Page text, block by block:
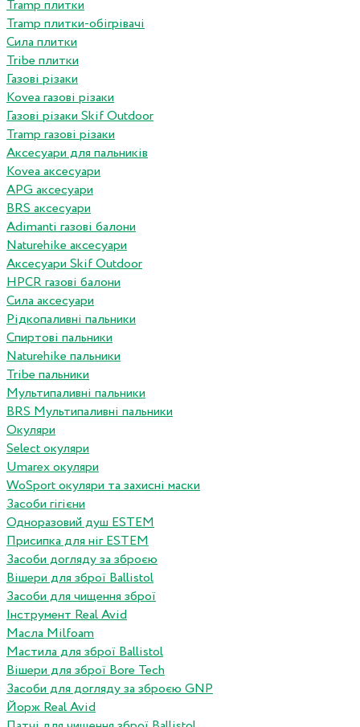
Tramp плитки
Tramp плитки-обігрівачі
Сила плитки
Tribe плитки
Газові різаки
Kovea газові різаки
Газові різаки Skif Outdoor
Tramp газові різаки
Аксесуари для пальників
Kovea аксесуари
APG аксесуари
BRS аксесуари
Adimanti газові балони
Naturehike аксесуари
Аксесуари Skif Outdoor
HPCR газові балони
Сила аксесуари
Рідкопаливні пальники
Спиртові пальники
Naturehike пальники
Tribe пальники
Мультипаливні пальники
BRS Мультипаливні пальники
Окуляри
Select окуляри
Umarex окуляри
WoSport окуляри та захисні маски
Засоби гігієни
Одноразовий душ ESTEM
Присипка для ніг ESTEM
Засоби догляду за зброєю
Вішери для зброї Ballistol
Засоби для чищення зброї
Інструмент Real Avid
Масла Milfoam
Мастила для зброї Ballistol
Вішери для зброї Bore Tech
Засоби для догляду за зброєю GNP
Йорж Real Avid